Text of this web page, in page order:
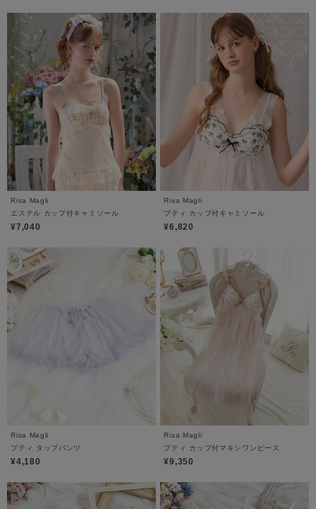
Risa Magli
エステル カップ付キャミソール
¥7,040
Risa Magli
プティ カップ付キャミソール
¥6,820
Risa Magli
プティ タップパンツ
¥4,180
Risa Magli
プティ カップ付マキシワンピース
¥9,350